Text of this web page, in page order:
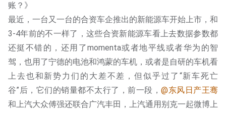
账？》
最近，一台又一台的合资车企推出的新能源车开始上市，和
3-4年前的不一样了，这些合资新能源车看上去数据参数都
还挺不错的，还用了momenta或者地平线或者华为的智
驾，也用了宁德的电池和鸿蒙的车机，或者是自研的车机看
上去也和新势力们的大差不差，但似乎过了“新车死亡
谷”后，它们的销量都不太行了，前一段，@东风日产王骞
和上汽大众傅强还联合广汽丰田，上汽通用别克一起微博上